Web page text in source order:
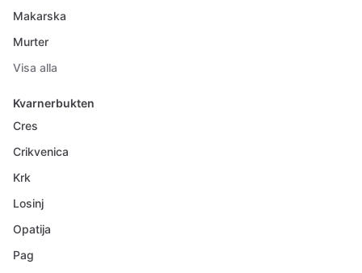
Makarska
Murter
Visa alla
Kvarnerbukten
Cres
Crikvenica
Krk
Losinj
Opatija
Pag